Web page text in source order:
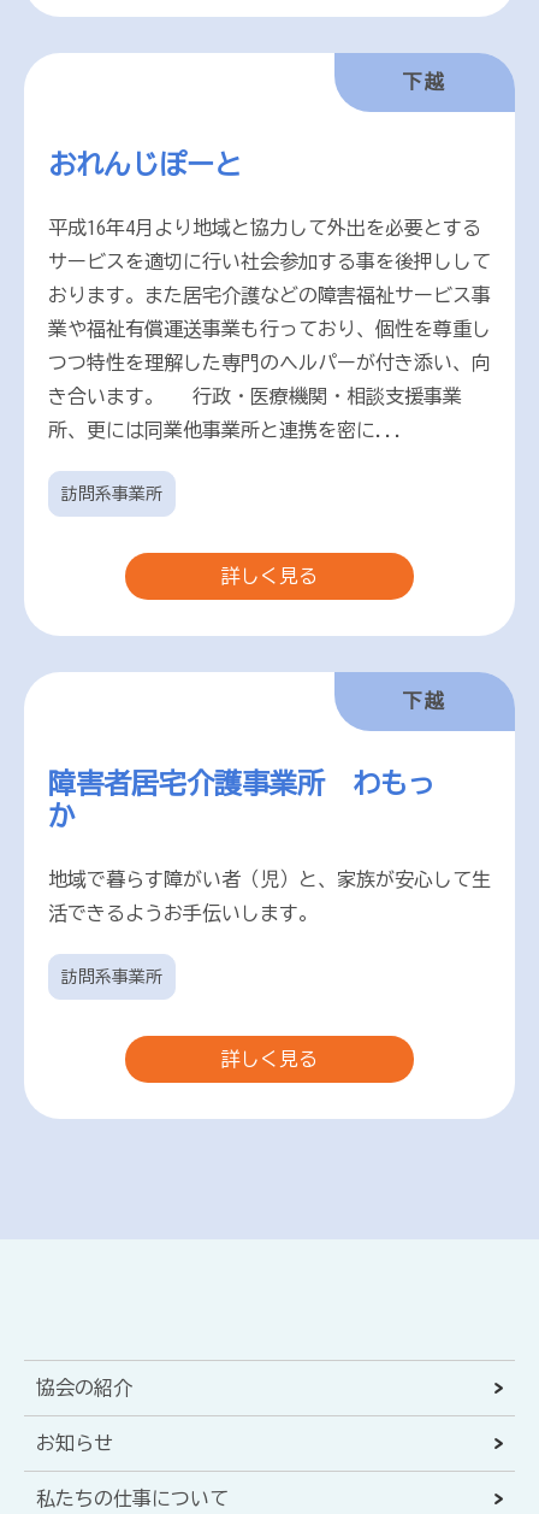
おれんじぽーと
下越
平成16年4月より地域と協力して外出を必要とする
サービスを適切に行い社会参加する事を後押しして
おります。また居宅介護などの障害福祉サービス事
業や福祉有償運送事業も行っており、個性を尊重し
つつ特性を理解した専門のヘルパーが付き添い、向
き合います。 行政・医療機関・相談支援事業
所、更には同業他事業所と連携を密に...
訪問系事業所
詳しく見る
障害者居宅介護事業所 わもっ
か
下越
地域で暮らす障がい者（児）と、家族が安心して生
活できるようお手伝いします。
訪問系事業所
詳しく見る
協会の紹介
お知らせ
私たちの仕事について